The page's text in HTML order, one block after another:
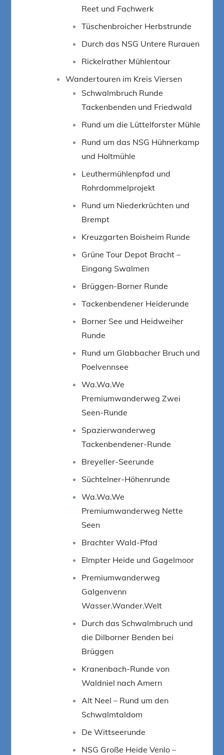
Reet und Fachwerk
Tüschenbroicher Herbstrunde
Durch das NSG Untere Rurauen
Rickelrather Mühlentour
Wandertouren im Kreis Viersen
Schwalmbruch Runde
Tackenbenden und Friedwald
Rund um die Lüttelforster Mühle
Rund um das NSG Hühnerkamp
und Holtmühle
Leuthermühlenpfad und
Rohrdommelprojekt
Rund um Niederkrüchten und
Brempt
Kreuzgarten Boisheim Runde
Grüne Tour Depot Bracht –
Eingang Swalmen
Brüggen-Borner Runde
Tackenbendener Heiderunde
Borner See und Heidweiher
Runde
Rund um Glabbacher Bruch und
Poelvennsee
Wa.Wa.We
Premiumwanderweg Zwei
Seen-Runde
Spazierwanderweg
Tackenbendener-Runde
Breyeller-Seerunde
Süchtelner-Höhenrunde
Wa.Wa.We
Premiumwanderweg Nette
Seen
Brachter Wald-Pfad
Elmpter Heide und Gagelmoor
Premiumwanderweg
Galgenvenn
Wasser.Wander.Welt
Durch das Schwalmbruch und
die Dilborner Benden bei
Brüggen
Kranenbach-Runde von
Waldniel nach Amern
Alt Neel – Rund um den
Schwalmtaldom
De Wittseerunde
NSG Große Heide Venlo –